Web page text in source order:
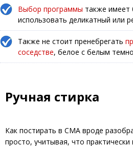
Выбор программы также
использовать деликатный или
Также не стоит пренебрегать
соседстве, белое с белым
Ручная стирка
Как постирать в СМА вроде
просто, учитывая, что практически